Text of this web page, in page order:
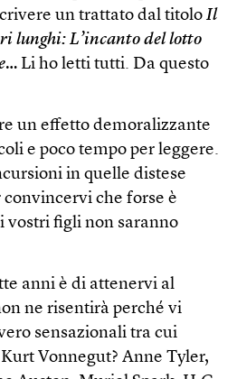
un trattato dal titoloIl
lunghi: L’incanto del lotto
… Li ho letti tutti. Da questo
un effetto demoralizzante
e poco tempo per leggere.
in quelle distese
che forse è
vostri figli non saranno
anni è di attenervi al
ne risentirà perché vi
sensazionali tra cui
Vonnegut? Anne Tyler,